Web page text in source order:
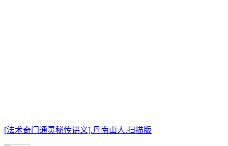
[法术奇门通灵秘传讲义].丹南山人.扫描版